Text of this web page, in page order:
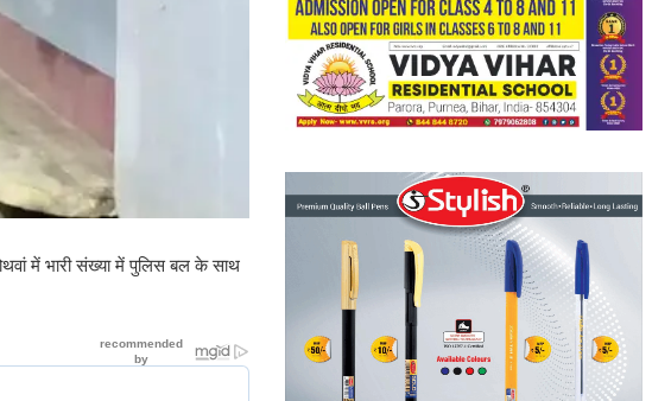
में भारी संख्या में पुलिस बल के साथ